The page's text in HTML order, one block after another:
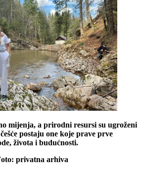
mijenja, a prirodni resursi su ugroženi
postaju one koje prave prve
života i budućnosti.
privatna arhiva